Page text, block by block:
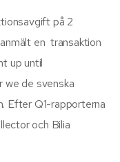
på 2
en transaktion
up until
we de svenska
Efter Q1-rapporterna
och Bilia